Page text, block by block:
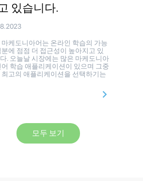
있습니다.
마케도니아어는 온라인 학습의 가능
분에 점점 더 접근성이 높아지고 있
. 오늘날 시장에는 많은 마케도니아
어 학습 애플리케이션이 있으며 그중
최고의 애플리케이션을 선택하기는
모두 보기